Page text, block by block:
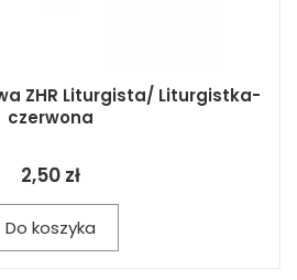
ZHR Liturgista/ Liturgistka-
czerwona
2,50 zł
Do koszyka